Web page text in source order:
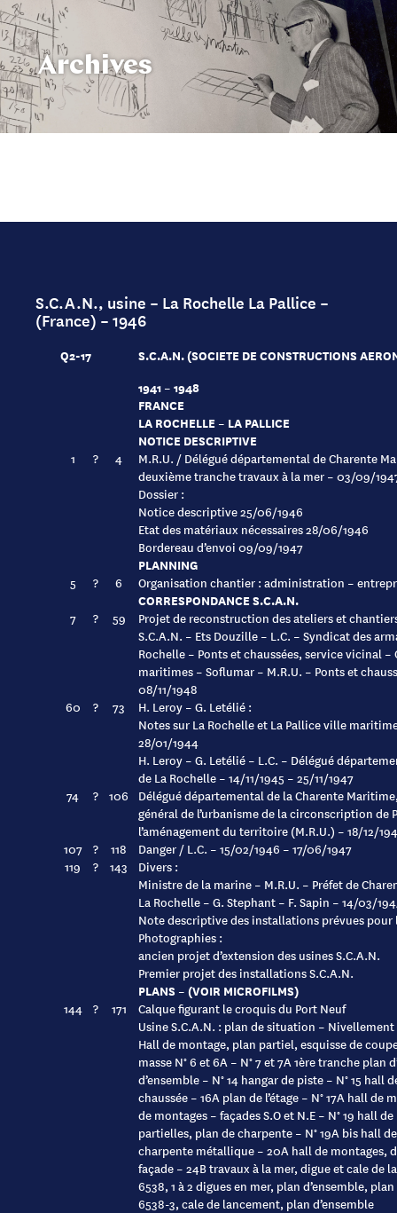
Archives
S.C.A.N., usine – La Rochelle La Pallice –
(France) – 1946
Q2-17
S.C.A.N. (SOCIETE DE CONSTRUCTIONS
1941 – 1948
FRANCE
LA ROCHELLE – LA PALLICE
NOTICE DESCRIPTIVE
1 ? 4
M.R.U. / Délégué départemental de Charente
deuxième tranche travaux à la mer – 03/09/
Dossier :
Notice descriptive 25/06/1946
Etat des matériaux nécessaires 28/06/1946
Bordereau d’envoi 09/09/1947
PLANNING
5 ? 6 Organisation chantier : administration –
CORRESPONDANCE S.C.A.N.
7 ? 59
Projet de reconstruction des ateliers et
S.C.A.N. – Ets Douzille – L.C. – Syndicat des
Rochelle – Ponts et chaussées, service vicinal
maritimes – Soflumar – M.R.U. – Ponts et
08/11/1948
60
? 73
H. Leroy – G. Letélié :
Notes sur La Rochelle et La Pallice ville
28/01/1944
H. Leroy – G. Letélié – L.C. – Délégué
de La Rochelle – 14/11/1945 – 25/11/1947
74
? 106
Délégué départemental de la Charente
général de l’urbanisme de la circonscription de
l’aménagement du territoire (M.R.U.) – 18/12/
107
? 118
Danger / L.C. – 15/02/1946 – 17/06/1947
119
? 143
Divers :
Ministre de la marine – M.R.U. – Préfet de
La Rochelle – G. Stephant – F. Sapin – 14/03/
Note descriptive des installations prévues
Photographies :
ancien projet d’extension des usines S.C.A.N.
Premier projet des installations S.C.A.N.
PLANS – (VOIR MICROFILMS)
144 ? 171
Calque figurant le croquis du Port Neuf
Usine S.C.A.N. : plan de situation – Nivellement
Hall de montage, plan partiel, esquisse de
masse N° 6 et 6A – N° 7 et 7A 1ère tranche plan
d’ensemble – N° 14 hangar de piste – N° 15 hall
chaussée – 16A plan de l’étage – N° 17A hall de
de montages – façades S.O et N.E – N° 19 hall
partielles, plan de charpente – N° 19A bis hall
charpente métallique – 20A hall de montages,
façade – 24B travaux à la mer, digue et cale de
6538, 1 à 2 digues en mer, plan d’ensemble,
6538-3, cale de lancement, plan d’ensemble